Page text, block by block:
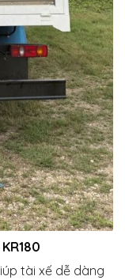
tài xế dễ dàng